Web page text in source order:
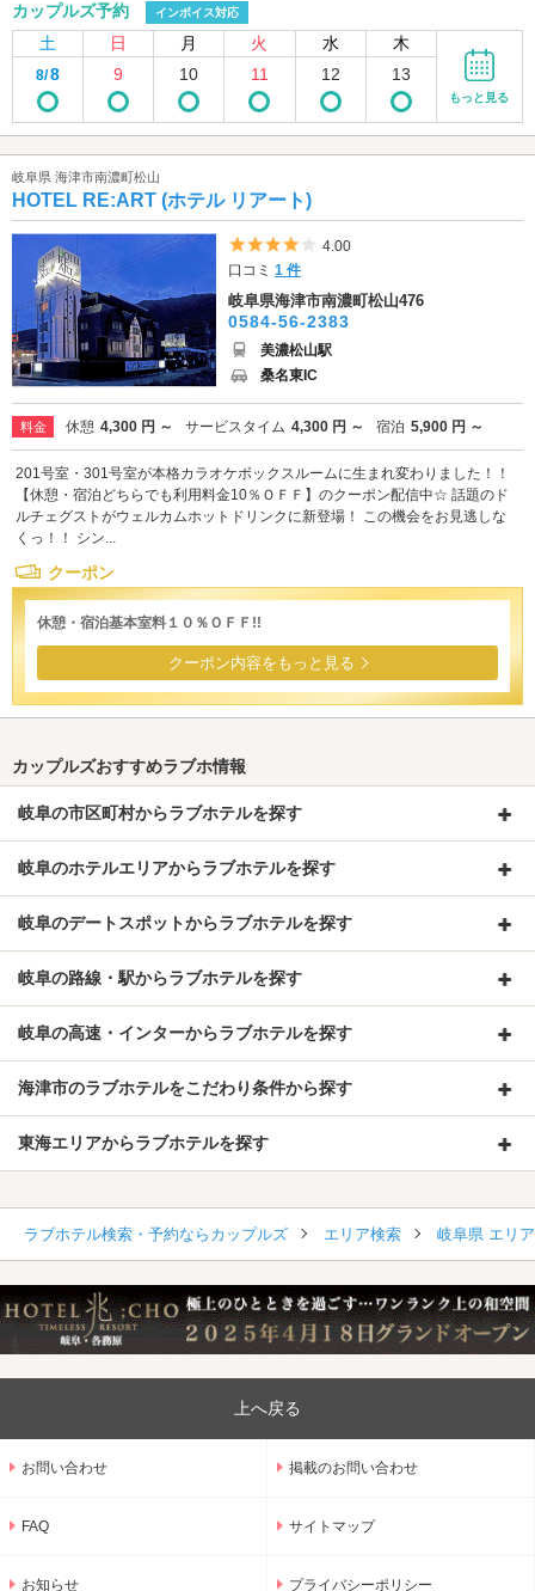
カップルズ予約 インボイス対応
土 日 月 火 水 木
8/8 9 10 11 12 13
もっと見る
岐阜県 海津市南濃町松山
HOTEL RE:ART (ホテル リアート)
5つ星のうち4
4.00
口コミ1 件
岐阜県海津市南濃町松山476
0584-56-2383
美濃松山駅
桑名東IC
料金 休憩 4,300 円 ～ サービスタイム 4,300 円 ～ 宿泊 5,900 円 ～
201号室・301号室が本格カラオケボックスルームに生まれ変わりました！！
【休憩・宿泊どちらでも利用料金10％ＯＦＦ】のクーポン配信中☆ 話題のド
ルチェグストがウェルカムホットドリンクに新登場！ この機会をお見逃しな
くっ！！ シン...
クーポン
休憩・宿泊基本室料１０％ＯＦＦ!!
クーポン内容をもっと見る
カップルズおすすめラブホ情報
岐阜の市区町村からラブホテルを探す
岐阜のホテルエリアからラブホテルを探す
岐阜のデートスポットからラブホテルを探す
岐阜の路線・駅からラブホテルを探す
岐阜の高速・インターからラブホテルを探す
海津市のラブホテルをこだわり条件から探す
東海エリアからラブホテルを探す
ラブホテル検索・予約ならカップルズ エリア検索 岐阜県 エリ
上へ戻る
お問い合わせ 掲載のお問い合わせ
FAQ サイトマップ
お知らせ プライバシーポリシー